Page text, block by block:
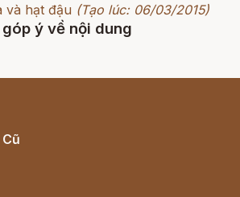
và hạt đậu (Tạo lúc: 06/03/2015)
ý về nội dung